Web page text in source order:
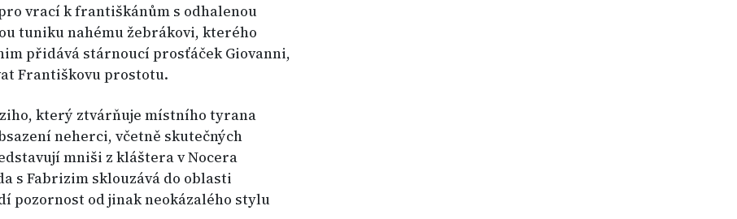
vrací k františkánům s odhalenou
tuniku nahému žebrákovi, kterého
přidává stárnoucí prosťáček Giovanni,
Františkovu prostotu.
který ztvárňuje místního tyrana
neherci, včetně skutečných
mniši z kláštera v Nocera
s Fabrizim sklouzává do oblasti
pozornost od jinak neokázalého stylu